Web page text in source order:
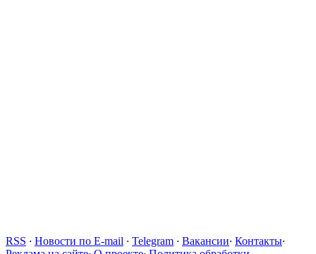
RSS · Новости по E-mail · Telegram · Вакансии· Контакты·